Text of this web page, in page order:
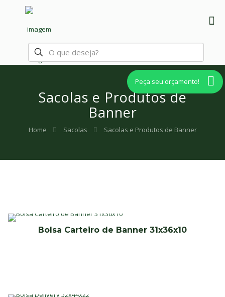
Sacolas e Produtos de
Banner
Peça seu orçamento!
Home Sacolas Sacolas e Produtos de Banner
Bolsa Carteiro de Banner 31x36x10